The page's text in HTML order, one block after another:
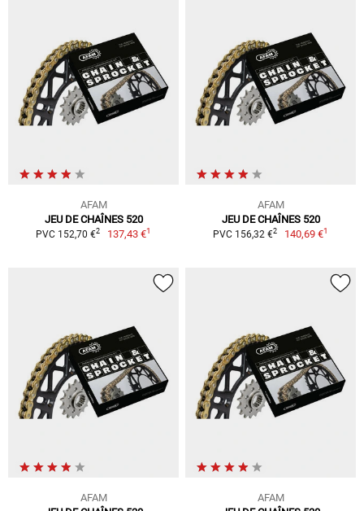
AFAM
JEU DE CHAÎNES 520
PVC 152,70 €2 137,43 €1
AFAM
JEU DE CHAÎNES 520
PVC 156,32 €2 140,69 €1
AFAM
AFAM